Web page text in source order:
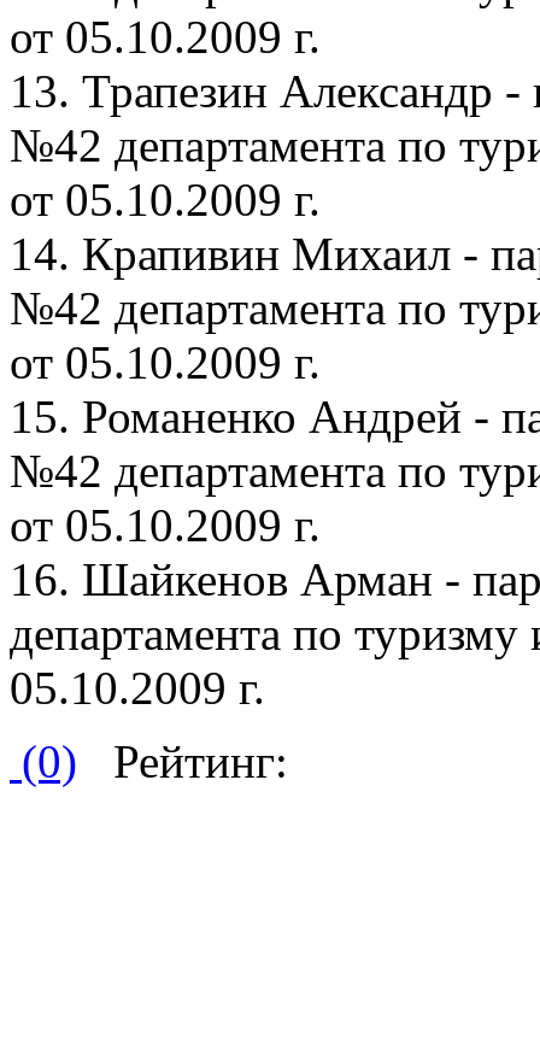
от 05.10.2009 г.
13. Трапезин Александр -
№42 департамента по
от 05.10.2009 г.
14. Крапивин Михаил -
№42 департамента по
от 05.10.2009 г.
15. Романенко Андрей -
№42 департамента по
от 05.10.2009 г.
16. Шайкенов Арман -
департамента по
05.10.2009 г.
(0) Рейтинг: